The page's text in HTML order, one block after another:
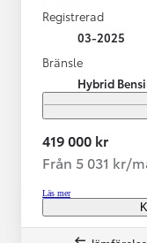
Registrerad
03-2025
Bränsle
Hybrid
419 000 kr
Från 5 031 kr/
Läs mer